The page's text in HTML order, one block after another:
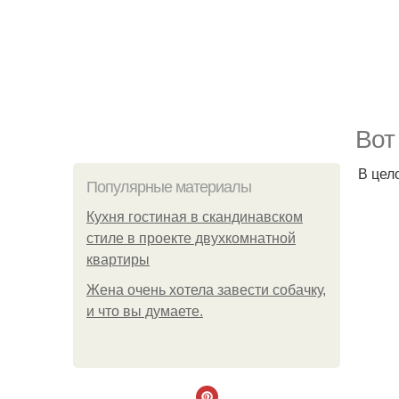
Популярные материалы
Кухня гостиная в скандинавском
стиле в проекте двухкомнатной
квартиры
Жена очень хотела завести собачку,
и что вы думаете.
В